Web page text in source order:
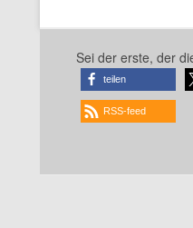
Sei der erste, der
teilen
RSS-feed